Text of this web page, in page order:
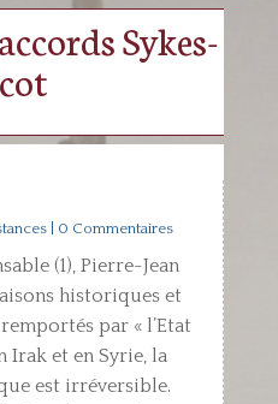
Sykes-
| 0 Commentaires
(1), Pierre-Jean
historiques et
par « l’Etat
Irak et en Syrie, la
est irréversible.